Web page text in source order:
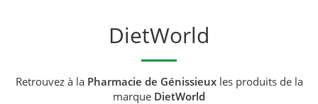
DietWorld
Retrouvez à la Pharmacie de Génissieuxles produits de la
marque DietWorld